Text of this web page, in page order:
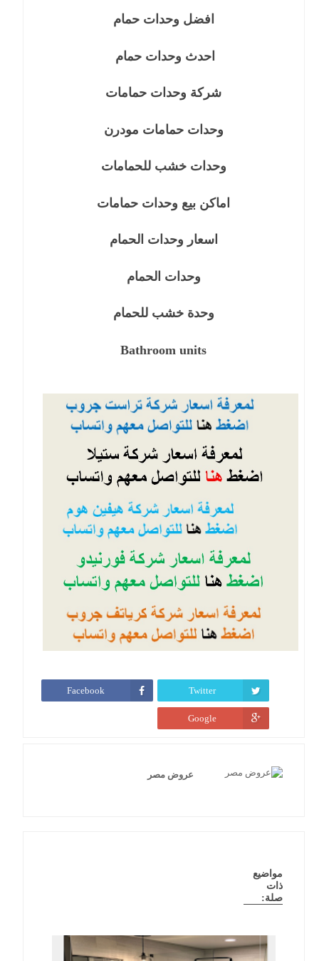
افضل وحدات حمام
احدث وحدات حمام
شركة وحدات حمامات
وحدات حمامات مودرن
وحدات خشب للحمامات
اماكن بيع وحدات حمامات
اسعار وحدات الحمام
وحدات الحمام
وحدة خشب للحمام
Bathroom units
Twitter
Facebook
Google
عروض مصر
مواضيع
ذات
صلة: